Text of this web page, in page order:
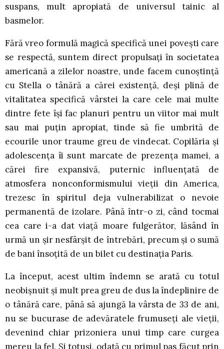
suspans, mult apropiată de universul tainic al
basmelor.
Fără vreo formulă magică specifică unei poveşti care
se respectă, suntem direct propulsaţi în societatea
americană a zilelor noastre, unde facem cunoştinţă
cu Stella o tânără a cărei existenţă, deşi plină de
vitalitatea specifică vârstei la care cele mai multe
dintre fete își fac planuri pentru un viitor mai mult
sau mai puțin apropiat, tinde să fie umbrită de
ecourile unor traume greu de vindecat. Copilăria şi
adolescenţa îi sunt marcate de prezenţa mamei, a
cărei fire expansivă, puternic influenţată de
atmosfera nonconformismului vieţii din America,
trezesc în spiritul deja vulnerabilizat o nevoie
permanentă de izolare. Până într-o zi, când tocmai
cea care i-a dat viaţă moare fulgerător, lăsând în
urmă un şir nesfârşit de întrebări, precum şi o sumă
de bani însoţită de un bilet cu destinaţia Paris.
La început, acest ultim îndemn se arată cu totul
neobişnuit şi mult prea greu de dus la îndeplinire de
o tânără care, până să ajungă la vârsta de 33 de ani,
nu se bucurase de adevăratele frumuseţi ale vieţii,
devenind chiar prizoniera unui timp care curgea
mereu la fel. Şi totuşi, odată cu primul pas făcut prin